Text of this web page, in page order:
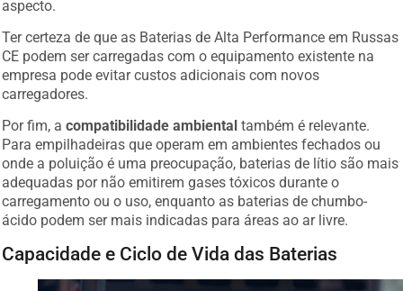
aspecto.
Ter certeza de que as Baterias de Alta Performance em Russas
CE podem ser carregadas com o equipamento existente na
empresa pode evitar custos adicionais com novos
carregadores.
Por fim, acompatibilidade ambiental também é relevante.
Para empilhadeiras que operam em ambientes fechados ou
onde a poluição é uma preocupação, baterias de lítio são mais
adequadas por não emitirem gases tóxicos durante o
carregamento ou o uso, enquanto as baterias de chumbo-
ácido podem ser mais indicadas para áreas ao ar livre.
Capacidade e Ciclo de Vida das Baterias